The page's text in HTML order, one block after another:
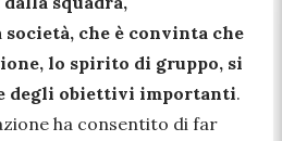
che è convinta che
lo spirito di gruppo, si
degli obiettivi importanti.
ha consentito di far